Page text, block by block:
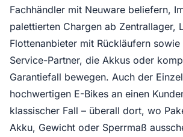
Fachhändler mit Neuware beliefern,
palettierten Chargen ab Zentrallager,
Flottenanbieter mit Rückläufern
Service-Partner, die Akkus oder
Garantiefall bewegen. Auch der
hochwertigen E-Bikes an einen
klassischer Fall – überall dort, wo
Akku, Gewicht oder Sperrmaß